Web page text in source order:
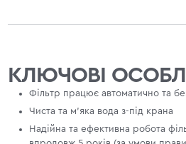
КЛЮЧОВІ
Фільтр працює автоматично та
Чиста та м'яка вода з-під крана
Надійна та ефективна робота